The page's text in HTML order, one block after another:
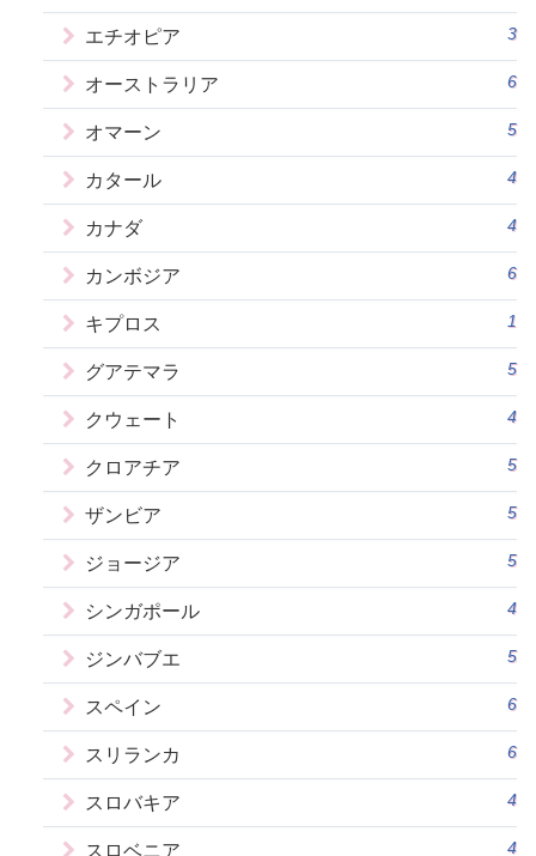
エチオピア 3
オーストラリア 6
オマーン 5
カタール 4
カナダ 4
カンボジア 6
キプロス 1
グアテマラ 5
クウェート 4
クロアチア 5
ザンビア 5
ジョージア 5
シンガポール 4
ジンバブエ 5
スペイン 6
スリランカ 6
スロバキア 4
スロベニア 4